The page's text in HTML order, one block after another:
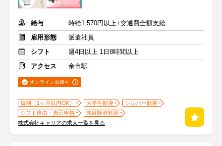
給与
時給1,570円以上+交通費全額支給
雇用形態
派遣社員
シフト
週4日以上 1日8時間以上
アクセス
余市駅
オンライン面接可
短期（1ヶ月以内OK） 大学生歓迎
シルバー歓迎
シフト自由・自己申告
未経験者歓迎
株式会社キャリアの求人一覧を見る